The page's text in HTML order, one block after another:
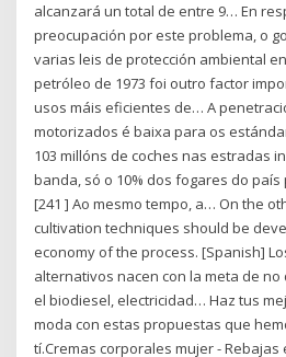
alcanzará un total de entre 9… En
preocupación por este problema, o
varias leis de protección ambiental en
petróleo de 1973 foi outro factor
usos máis eficientes de… A
motorizados é baixa para os
103 millóns de coches nas estradas
banda, só o 10% dos fogares do
[241 ] Ao mesmo tempo, a… On the
cultivation techniques should be
economy of the process. [Spanish]
alternativos nacen con la meta de
el biodiesel, electricidad… Haz tus
moda con estas propuestas que
tí.Cremas corporales mujer -